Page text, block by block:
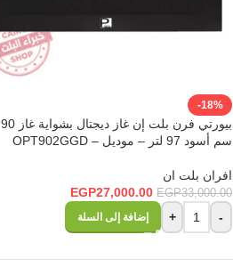
-18%
بيورتي فرن بلت إن غاز ديجتال بشواية غاز 90
سم أسود 97 لتر – موديل – OPT902GGD
افران بلت ان
EGP33,000.00
EGP27,000.00
-
+ إضافة إلى السلة